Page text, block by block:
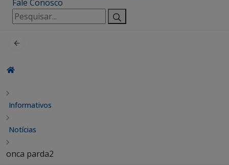
Fale Conosco
Pesquisar
por:
Informativos
Notícias
onca parda2